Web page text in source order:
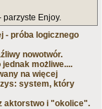
parzyste Enjoy.
- próba logicznego
nowotwór.
możliwe....
na więcej
system, który
aktorstwo i "okolice".